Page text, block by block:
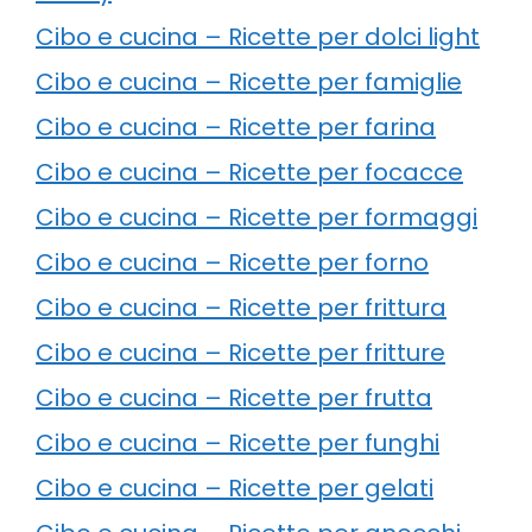
Cibo e cucina – Ricette per dolci light
Cibo e cucina – Ricette per famiglie
Cibo e cucina – Ricette per farina
Cibo e cucina – Ricette per focacce
Cibo e cucina – Ricette per formaggi
Cibo e cucina – Ricette per forno
Cibo e cucina – Ricette per frittura
Cibo e cucina – Ricette per fritture
Cibo e cucina – Ricette per frutta
Cibo e cucina – Ricette per funghi
Cibo e cucina – Ricette per gelati